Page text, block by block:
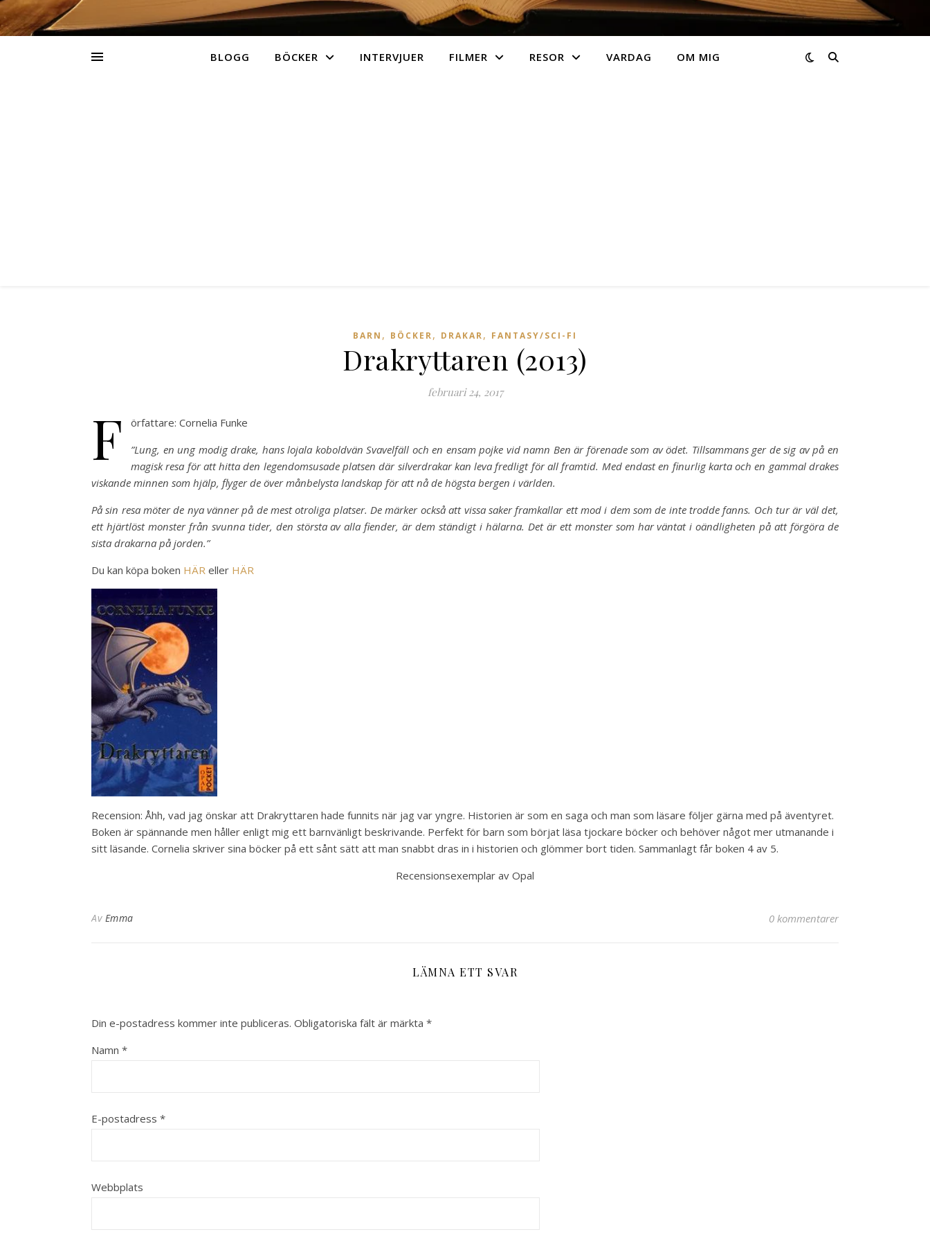
BLOGG BÖCKER INTERVJUER FILMER RESOR VARDAG OM MIG
BARN , BÖCKER, DRAKAR, FANTASY/SCI-FI
Drakryttaren (2013)
februari 24, 2017
F
örfattare: Cornelia Funke
”Lung, en ung modig drake, hans lojala koboldvän Svavelfäll och en ensam pojke vid namn Ben är förenade som av ödet. Tillsammans ger de sig av på en
magisk resa för att hitta den legendomsusade platsen där silverdrakar kan leva fredligt för all framtid. Med endast en finurlig karta och en gammal drakes
viskande minnen som hjälp, flyger de över månbelysta landskap för att nå de högsta bergen i världen.
På sin resa möter de nya vänner på de mest otroliga platser. De märker också att vissa saker framkallar ett mod i dem som de inte trodde fanns. Och tur är väl det,
ett hjärtlöst monster från svunna tider, den största av alla fiender, är dem ständigt i hälarna. Det är ett monster som har väntat i oändligheten på att förgöra de
sista drakarna på jorden.”
Du kan köpa boken HÄR eller HÄR
Recension: Åhh, vad jag önskar att Drakryttaren hade funnits när jag var yngre. Historien är som en saga och man som läsare följer gärna med på äventyret.
Boken är spännande men håller enligt mig ett barnvänligt beskrivande. Perfekt för barn som börjat läsa tjockare böcker och behöver något mer utmanande i
sitt läsande. Cornelia skriver sina böcker på ett sånt sätt att man snabbt dras in i historien och glömmer bort tiden. Sammanlagt får boken 4 av 5.
Recensionsexemplar av Opal
Av Emma 0 kommentarer
LÄMNA ETT SVAR
Din e-postadress kommer inte publiceras. Obligatoriska fält är märkta *
Namn *
E-postadress *
Webbplats